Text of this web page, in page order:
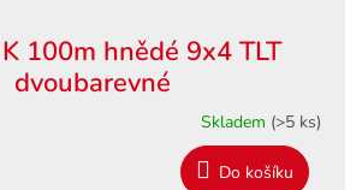
100m hnědé 9x4 TLT
dvoubarevné
Skladem (>5 ks)
Do košíku